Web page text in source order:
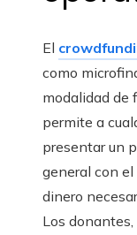
El
como
modalidad de
permite a
presentar un
general con
dinero
Los